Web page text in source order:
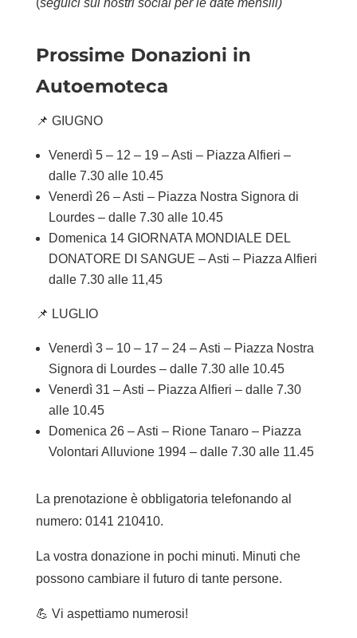
(seguici sui nostri social per le date mensili)
Prossime Donazioni in
Autoemoteca
📌 GIUGNO
Venerdì 5 – 12 – 19 – Asti – Piazza Alfieri –
dalle 7.30 alle 10.45
Venerdì 26 – Asti – Piazza Nostra Signora di
Lourdes – dalle 7.30 alle 10.45
Domenica 14 GIORNATA MONDIALE DEL
DONATORE DI SANGUE – Asti – Piazza Alfieri
dalle 7.30 alle 11,45
📌 LUGLIO
Venerdì 3 – 10 – 17 – 24 – Asti – Piazza Nostra
Signora di Lourdes – dalle 7.30 alle 10.45
Venerdì 31 – Asti – Piazza Alfieri – dalle 7.30
alle 10.45
Domenica 26 – Asti – Rione Tanaro – Piazza
Volontari Alluvione 1994 – dalle 7.30 alle 11.45
La prenotazione è obbligatoria telefonando al
numero: 0141 210410.
La vostra donazione in pochi minuti. Minuti che
possono cambiare il futuro di tante persone.
💪 Vi aspettiamo numerosi!